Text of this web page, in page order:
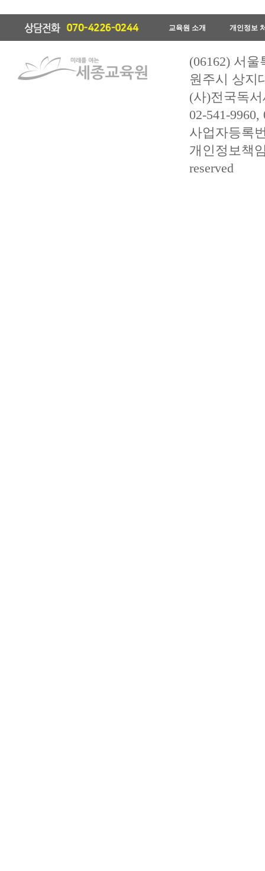
교육원 소개 개인정보
(06162) 서
원주시 상지
(사)전국독
02-541-9960,
사업자등록
개인정보책
reserved